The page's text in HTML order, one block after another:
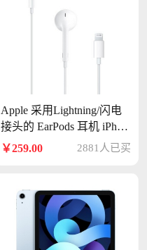
Apple 采用Lightning/闪电
接头的 EarPods 耳机 iPhon
e iPad 耳机 手机耳机
￥259.00 2881人已买